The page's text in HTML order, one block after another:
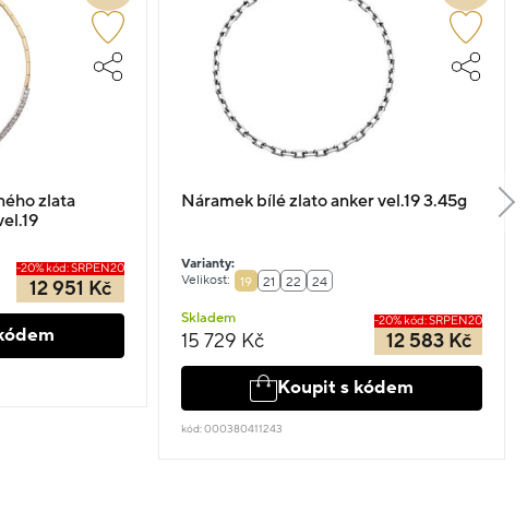
zlata
-20% kód: SRPEN20
12 951 Kč
Náramek bílé zlato anker vel.19 3.45g
Varianty:
Velikost:
19 21 22 24
Skladem
15 729 Kč
-20% kód: SRPEN20
12 583 Kč
Koupit s kódem
kód: 000380411243